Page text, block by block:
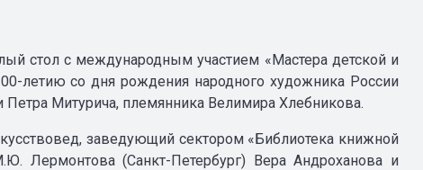
стол с международным участием «Мастера детской и
летию со дня рождения народного художника России
Митурича, племянника Велимира Хлебникова.
заведующий сектором «Библиотека книжной
Лермонтова (Санкт-Петербург) Вера Андроханова и